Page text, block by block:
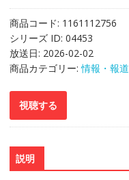
商品コード: 1161112756
シリーズ ID: 04453
放送日: 2026-02-02
商品カテゴリー:情報・報道
説明